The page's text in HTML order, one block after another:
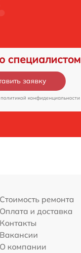
специалистом
заявку
политикой конфиденциальности
Стоимость ремонта
Оплата и доставка
Контакты
Вакансии
О компании